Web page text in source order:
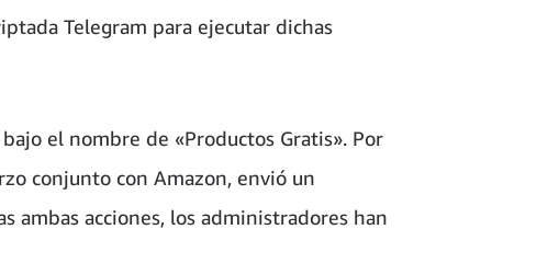
Telegram para ejecutar dichas
el nombre de «Productos Gratis». Por
conjunto con Amazon, envió un
ambas acciones, los administradores han